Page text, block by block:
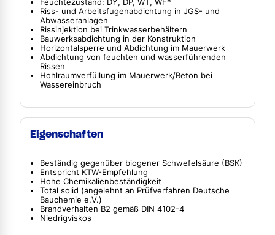
Feuchtezustand: DY, DP, WT, WF*
Riss- und Arbeitsfugenabdichtung in JGS- und
Abwasseranlagen
Rissinjektion bei Trinkwasserbehältern
Bauwerksabdichtung in der Konstruktion
Horizontalsperre und Abdichtung im Mauerwerk
Abdichtung von feuchten und wasserführenden
Rissen
Hohlraumverfüllung im Mauerwerk/Beton bei
Wassereinbruch
Eigenschaften
Beständig gegenüber biogener Schwefelsäure (BSK)
Entspricht KTW-Empfehlung
Hohe Chemikalienbeständigkeit
Total solid (angelehnt an Prüfverfahren Deutsche
Bauchemie e.V.)
Brandverhalten B2 gemäß DIN 4102-4
Niedrigviskos